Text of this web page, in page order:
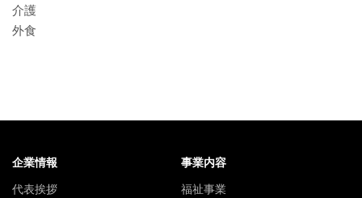
介護
外食
企業情報
代表挨拶
事業内容
福祉事業